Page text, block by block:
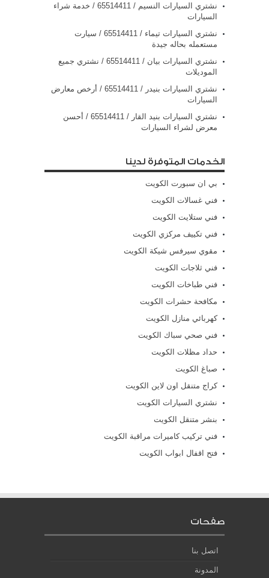
نشتري السيارات النسيم / 65514411 / خدمة شراء
السيارات
نشتري السيارات تيماء / 65514411 / سيارت
مستعمله بحاله جيدة
نشتري السيارات بيان / 65514411 / نشتري جميع
الموديلات
نشتري السيارات بنيدر / 65514411 / أرخص معارض
السيارات
نشتري السيارات بنيد القار / 65514411 / أحسن
معرض لشراء السيارات
الخدمات المتوفرة لدينا
بي ان سبورت الكويت
فني غسالات الكويت
فني ستلايت الكويت
فني تكييف مركزي الكويت
مقوي سيرفس شيكة الكويت
فني ثلاجات الكويت
فني طباخات الكويت
مكافحة حشرات الكويت
كهربائي منازل الكويت
فني صحي سباك الكويت
حداد مظلات الكويت
صباغ الكويت
كراج متنقل اون لاين الكويت
نشتري السيارات الكويت
بنشر متنقل الكويت
فني تركيب كاميرات مراقبة الكويت
فتح اقفال ابواب الكويت
صفحات
اتصل بنا
المدونة